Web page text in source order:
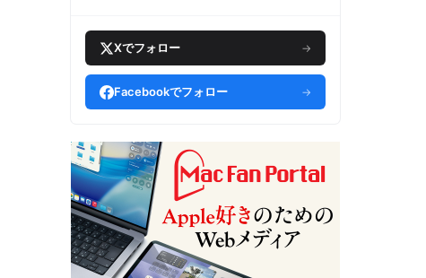
Xでフォロー →
Facebookでフォロー →